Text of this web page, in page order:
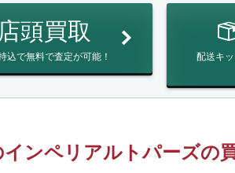
店頭買取
込で無料で査定が可能！ 配送キ
ンペリアルトパーズの